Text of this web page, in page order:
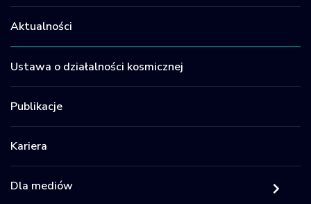
Aktualności
Ustawa o działalności kosmicznej
Publikacje
Kariera
Dla mediów